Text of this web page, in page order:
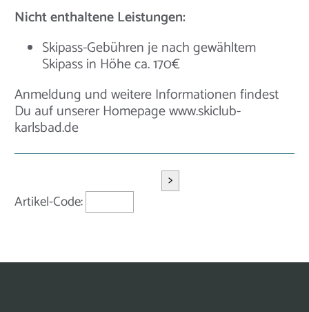
Nicht enthaltene Leistungen:
Skipass-Gebühren je nach gewähltem
Skipass in Höhe ca. 170€
Anmeldung und weitere Informationen findest
Du auf unserer Homepage www.skiclub-
karlsbad.de
Artikel-Code:
>